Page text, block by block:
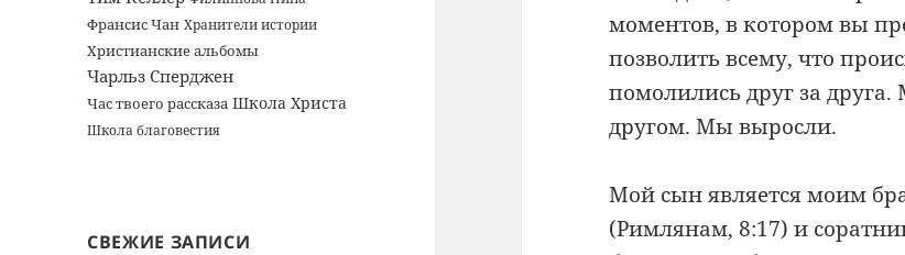
Франсис Чан Хранители истории
Христианские альбомы
Чарльз Сперджен
Час твоего рассказа Школа Христа
Школа благовестия
СВЕЖИЕ ЗАПИСИ
моментов, в котором вы
позволить всему, что
помолились друг за
другом. Мы выросли.
Мой сын является моим
(Римлянам, 8:17) и